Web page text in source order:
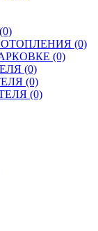
(0)
(0)
(0)
(0)
(0)